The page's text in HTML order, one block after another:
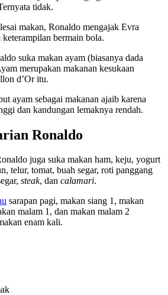
tidak.
makan, Ronaldo mengajak Evra
keterampilan bermain bola.
suka makan ayam (biasanya dada
merupakan makanan kesukaan
d’Or itu.
ayam sebagai makanan ajaib karena
dan kandungan lemaknya rendah.
Ronaldo
juga suka makan ham, keju, yogurt
telur, tomat, buah segar, roti panggang
steak, dan calamari.
sarapan pagi, makan siang 1, makan
malam 1, dan makan malam 2
enam kali.